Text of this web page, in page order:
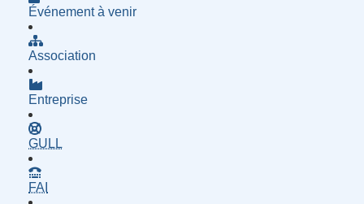
Événement à venir
Association
Entreprise
GULL
FAI